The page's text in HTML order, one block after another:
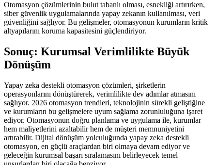
Otomasyon çözümlerinin bulut tabanlı olması, esnekliği artırırken,
siber güvenlik uygulamalarında yapay zekanın kullanılması, veri
güvenliğini sağlıyor. Bu gelişmeler, otomasyonun kurumların kritik
altyapılarını koruma kapasitesini güçlendiriyor.
Sonuç: Kurumsal Verimlilikte Büyük
Dönüşüm
Yapay zeka destekli otomasyon çözümleri, şirketlerin
operasyonlarını dönüştürerek, verimlilikte dev adımlar atmasını
sağlıyor. 2026 otomasyon trendleri, teknolojinin sürekli geliştiğine
ve kurumların bu gelişmelere uyum sağlama zorunluluğuna işaret
ediyor. Otomasyonun doğru planlama ve uygulama ile, kurumlar
hem maliyetlerini azaltabilir hem de müşteri memnuniyetini
artırabilir. Dijital dönüşüm yolculuğunda yapay zeka destekli
otomasyon, en güçlü araçlardan biri olmaya devam ediyor ve
geleceğin kurumsal başarı sıralamasını belirleyecek temel